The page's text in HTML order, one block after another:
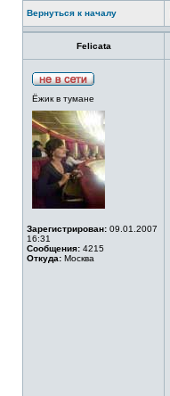
Вернуться к началу
Felicata
Ёжик в тумане
Зарегистрирован: 09.01.2007
16:31
Сообщения: 4215
Откуда: Москва